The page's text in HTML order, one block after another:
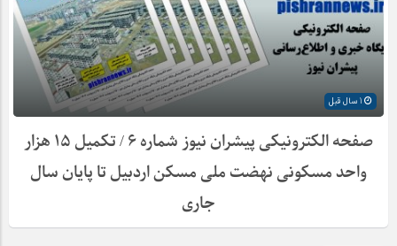
صفحه الکترونیکی پیشران نیوز شماره ۶ / تکمیل ۱۵ هزار
واحد مسکونی نهضت ملی مسکن اردبیل تا پایان سال
جاری